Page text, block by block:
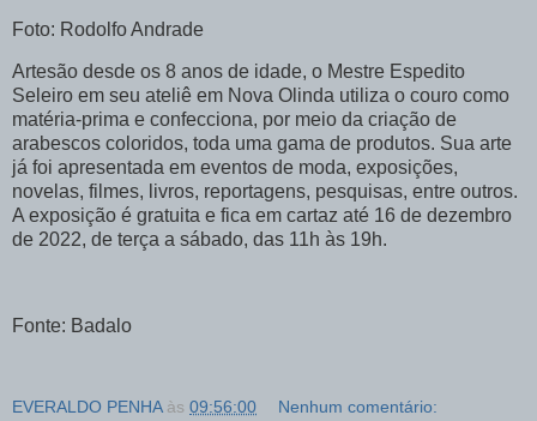
Foto: Rodolfo Andrade
Artesão desde os 8 anos de idade, o Mestre Espedito
Seleiro em seu ateliê em Nova Olinda utiliza o couro como
matéria-prima e confecciona, por meio da criação de
arabescos coloridos, toda uma gama de produtos. Sua arte
já foi apresentada em eventos de moda, exposições,
novelas, filmes, livros, reportagens, pesquisas, entre outros.
A exposição é gratuita e fica em cartaz até 16 de dezembro
de 2022, de terça a sábado, das 11h às 19h.
Fonte: Badalo
EVERALDO PENHA às 09:56:00 Nenhum comentário: